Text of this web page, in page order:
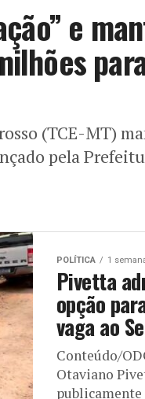
e
(TCE-MT)
pela
POLÍTICA 1
Pivetta
opção
vaga ao
Conteúdo/
Otaviano
publicamente